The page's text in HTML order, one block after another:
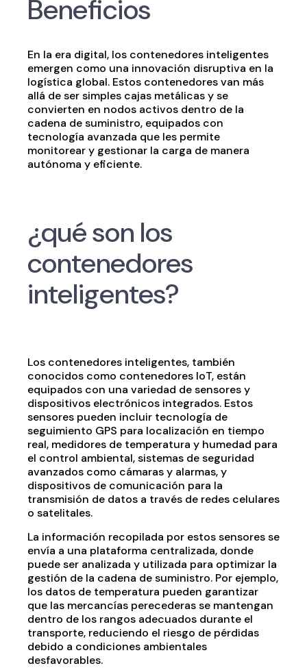
Beneficios
En la era digital, los contenedores inteligentes
emergen como una innovación disruptiva en la
logística global. Estos contenedores van más
allá de ser simples cajas metálicas y se
convierten en nodos activos dentro de la
cadena de suministro, equipados con
tecnología avanzada que les permite
monitorear y gestionar la carga de manera
autónoma y eficiente.
¿qué son los
contenedores
inteligentes?
Los contenedores inteligentes, también
conocidos como contenedores IoT, están
equipados con una variedad de sensores y
dispositivos electrónicos integrados. Estos
sensores pueden incluir tecnología de
seguimiento GPS para localización en tiempo
real, medidores de temperatura y humedad para
el control ambiental, sistemas de seguridad
avanzados como cámaras y alarmas, y
dispositivos de comunicación para la
transmisión de datos a través de redes celulares
o satelitales.
La información recopilada por estos sensores se
envía a una plataforma centralizada, donde
puede ser analizada y utilizada para optimizar la
gestión de la cadena de suministro. Por ejemplo,
los datos de temperatura pueden garantizar
que las mercancías perecederas se mantengan
dentro de los rangos adecuados durante el
transporte, reduciendo el riesgo de pérdidas
debido a condiciones ambientales
desfavorables.